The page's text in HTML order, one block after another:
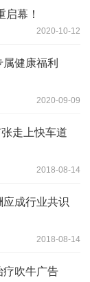
幕！
2020-10-12
健康福利
2020-09-09
走上快车道
2018-08-14
成行业共识
2018-08-14
疗吹牛广告